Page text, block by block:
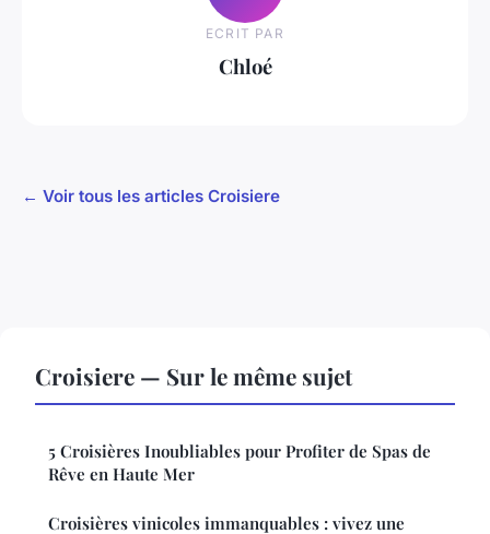
ECRIT PAR
Chloé
← Voir tous les articles Croisiere
Croisiere — Sur le même sujet
5 Croisières Inoubliables pour Profiter de Spas de
Rêve en Haute Mer
Croisières vinicoles immanquables : vivez une